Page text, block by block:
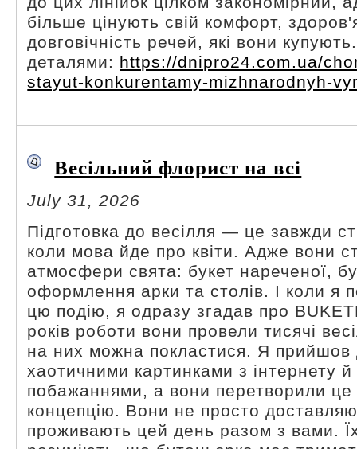
більше цінують свій комфорт,
довговічність речей, які вони
деталями: https://dnipro24.com.ua/
stayut-konkurentamy-mizhnarodnyh-
Весільний флорист на всі
July 31, 2026
Підготовка до весілля — це завжди
коли мова йде про квіти. Адже вони
атмосфери свята: букет нареченої,
оформлення арки та столів. І коли я
цю подію, я одразу згадав про
років роботи вони провели тисячі
на них можна покластися. Я прийшов
хаотичними картинками з інтернету
побажаннями, а вони перетворили це
концепцію. Вони не просто
проживають цей день разом з вами.